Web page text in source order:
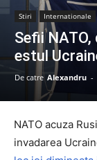
Stiri Internationale
Sefii
estul
De catre Alexandru -
NATO acuza
invadarea